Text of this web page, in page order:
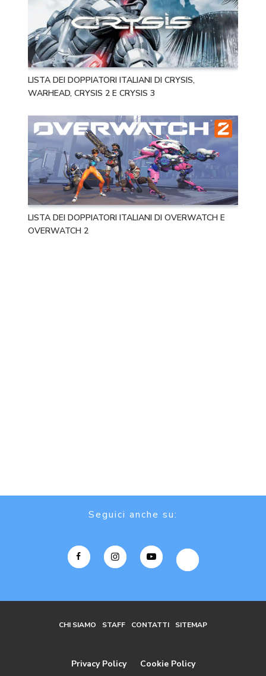
LISTA DEI DOPPIATORI ITALIANI DI CRYSIS,
WARHEAD, CRYSIS 2 E CRYSIS 3
LISTA DEI DOPPIATORI ITALIANI DI OVERWATCH E
OVERWATCH 2
Seguici anche su:
CHI SIAMO STAFF CONTATTI SITEMAP
Privacy Policy Cookie Policy